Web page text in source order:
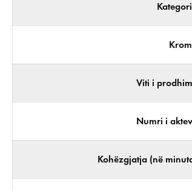
Viti i
Numri i
Kohëzgjatja (në